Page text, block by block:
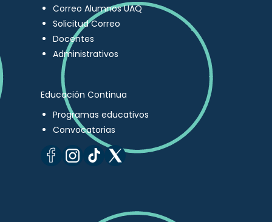
Correo Alumnos UAQ
Solicitud Correo
Docentes
Administrativos
Educación Continua
Programas educativos
Convocatorias